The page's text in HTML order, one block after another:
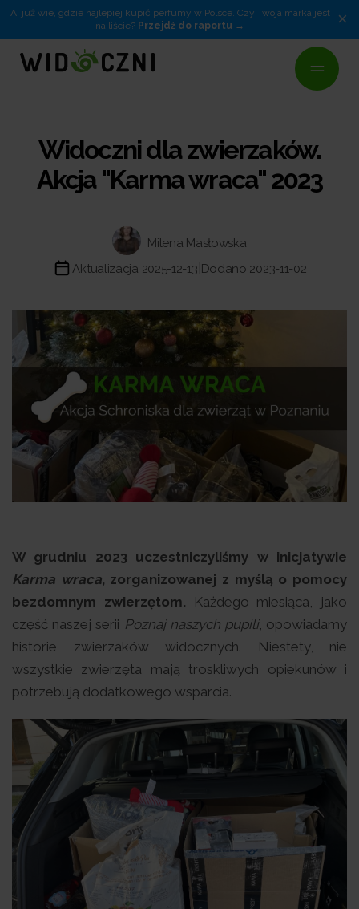
AI już wie, gdzie najlepiej kupić perfumy w Polsce. Czy Twoja marka jest
na liście? Przejdź do raportu ×
Widoczni dla zwierzaków.
Akcja "Karma wraca" 2023
Milena Masłowska
Aktualizacja 2025-12-13 Dodano 2023-11-02
W grudniu 2023 uczestniczyliśmy w inicjatywie
Karma wraca, zorganizowanej z myślą o pomocy
bezdomnym zwierzętom. Każdego miesiąca, jako
część naszej serii Poznaj naszych pupili, opowiadamy
historie zwierzaków widocznych. Niestety, nie
wszystkie zwierzęta mają troskliwych opiekunów i
potrzebują dodatkowego wsparcia.